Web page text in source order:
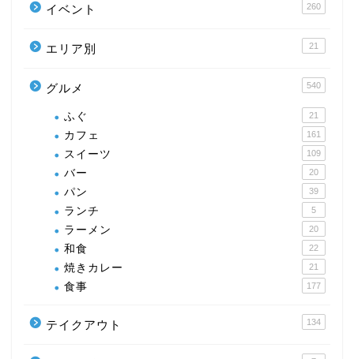
イベント 260
エリア別 21
グルメ 540
ふぐ 21
カフェ 161
スイーツ 109
バー 20
パン 39
ランチ 5
ラーメン 20
和食 22
焼きカレー 21
食事 177
テイクアウト 134